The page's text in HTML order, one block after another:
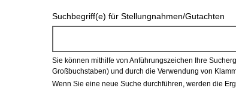
u
c
h
b
Suchbegriff(e) für Stellungnahmen/Gutachten
Sie können mithilfe von Anführungszeichen Ihre
Großbuchstaben) und durch die Verwendung von
Wenn Sie eine neue Suche durchführen, werden die